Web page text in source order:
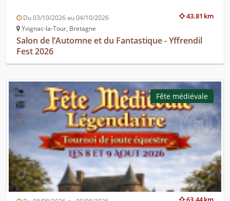
43.81 km
Du 03/10/2026 au 04/10/2026
Yvignac-la-Tour, Bretagne
Salon de l’Automne et du Fantastique - Yffrendil
Fest 2026
Fête médiévale